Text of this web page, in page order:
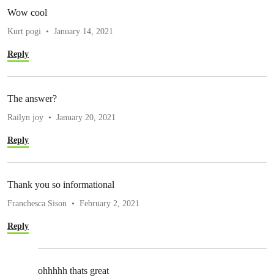
Wow cool
Kurt pogi January 14, 2021
Reply
The answer?
Railyn joy January 20, 2021
Reply
Thank you so informational
Franchesca Sison February 2, 2021
Reply
ohhhhh thats great